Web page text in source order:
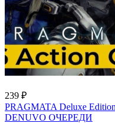
239 ₽
PRAGMATA Deluxe
DENUVO ОЧЕРЕДИ